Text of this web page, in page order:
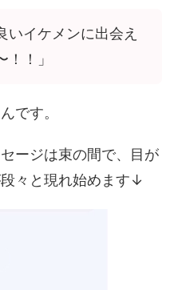
いイケメンに出会え
！」
です。
ージは束の間で、目が
々と現れ始めます↓